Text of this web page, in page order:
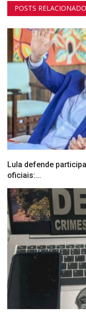
POSTS
Lula defende
oficiais:...